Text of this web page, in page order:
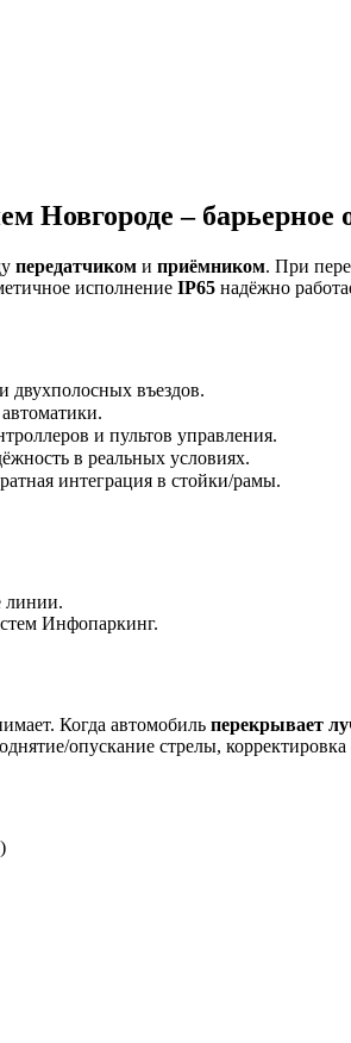
– барьерное
передатчиком и приёмником. При
исполнение IP65 надёжно
двухполосных въездов.
и пультов управления.
в реальных условиях.
интеграция в стойки/рамы.
линии.
Инфопаркинг.
Когда автомобиль перекрывает
опускание стрелы, корректировка